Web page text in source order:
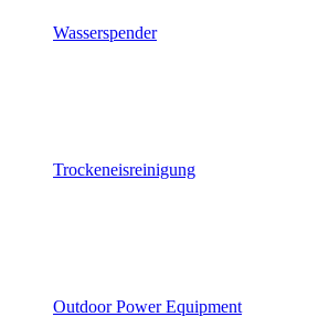
Wasserspender
Trockeneisreinigung
Outdoor Power Equipment